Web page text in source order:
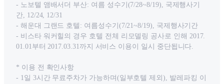
- 노보텔 앰배서더 부산: 여름 성수기(7/28~8/19), 국제행사기
간, 12/24, 12/31
- 해운대 그랜드 호텔: 여름성수기(7/21~8/19), 국제행사기간
- 비스타 워커힐의 경우 호텔 전체 리모델링 공사로 인해 2017.
01.01부터 2017.03.31까지 서비스 이용이 일시 중단됩니다.
* 이용 전 확인사항
- 1일 3시간 무료주차가 가능하며(일부호텔 제외), 발레파킹 이